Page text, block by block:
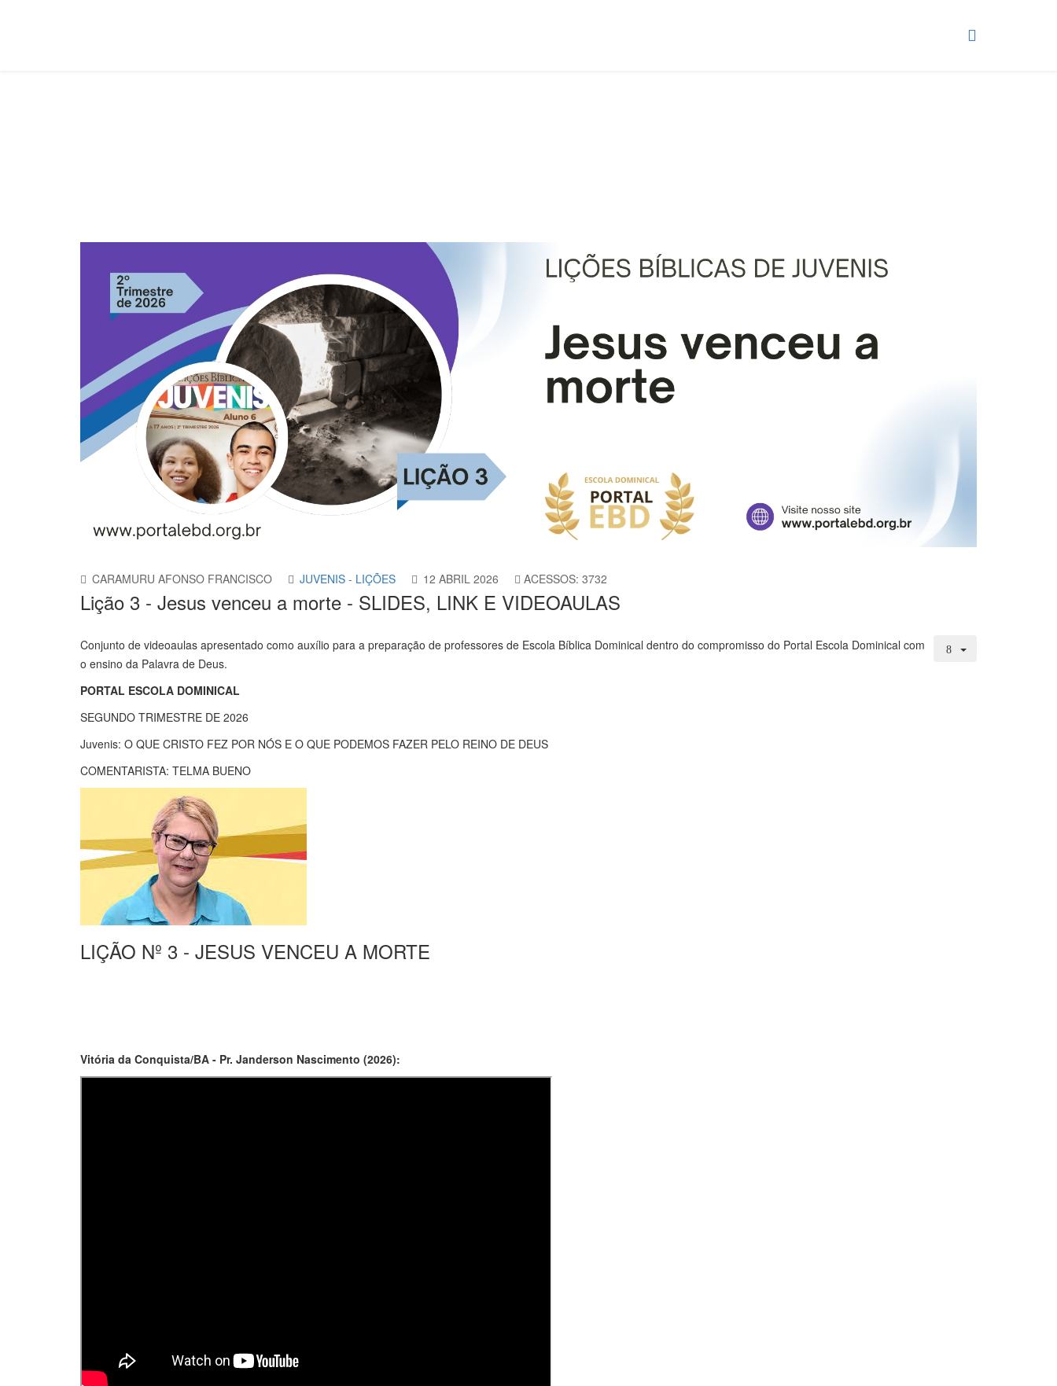
CARAMURU AFONSO FRANCISCO JUVENIS - LIÇÕES 12 ABRIL 2026 ACESSOS: 3732
Lição 3 - Jesus venceu a morte - SLIDES, LINK E VIDEOAULAS
Conjunto de videoaulas apresentado como auxílio para a preparação de professores de Escola Bíblica Dominical dentro do compromisso do Portal Escola Dominical com
o ensino da Palavra de Deus.
PORTAL ESCOLA DOMINICAL
SEGUNDO TRIMESTRE DE 2026
Juvenis: O QUE CRISTO FEZ POR NÓS E O QUE PODEMOS FAZER PELO REINO DE DEUS
COMENTARISTA: TELMA BUENO
LIÇÃO Nº 3 - JESUS VENCEU A MORTE
Vitória da Conquista/BA - Pr. Janderson Nascimento (2026):